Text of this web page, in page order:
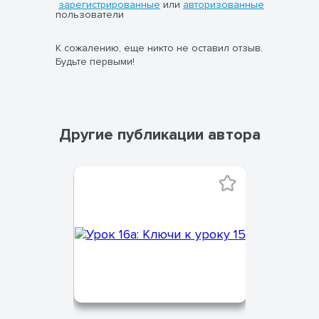
зарегистрированные или авторизованные
пользователи
К сожалению, еще никто не оставил отзыв.
Будьте первыми!
Другие публикации автора